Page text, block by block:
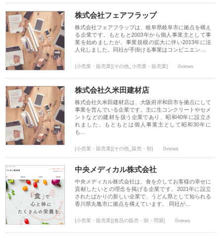
株式会社フェアフラップ
株式会社フェアフラップは、岐阜県岐阜市に拠点を構え
る企業です。もともと2003年から個人事業主として事
業を始めましたが、事業規模の拡大に伴い2013年に法
人化しました。同社が手掛ける事業はコンビニエン…
[小売業・販売業][その他_小売業・販売業] 0views
株式会社久米田建材店
株式会社久米田建材店は、大阪府岸和田市を拠点にして
事業を営んでいる企業です。主に生コンクリートやセメ
ントなどの建材を扱う企業であり、昭和40年に設立さ
れました。もともとは個人事業主として昭和30年に
も…
[小売業・販売業][その他_販売・卸] 0views
中央メディカル株式会社
中央メディカル株式会社は、食を介してお客様の幸せに
貢献したいとの理念を掲げる企業です。2021年に設立
されたばかりの新しい企業で、うどん県として知られる
香川県丸亀市に拠点を構えています。 同社が…
[小売業・販売業][食品の販売・卸・問屋] 0views